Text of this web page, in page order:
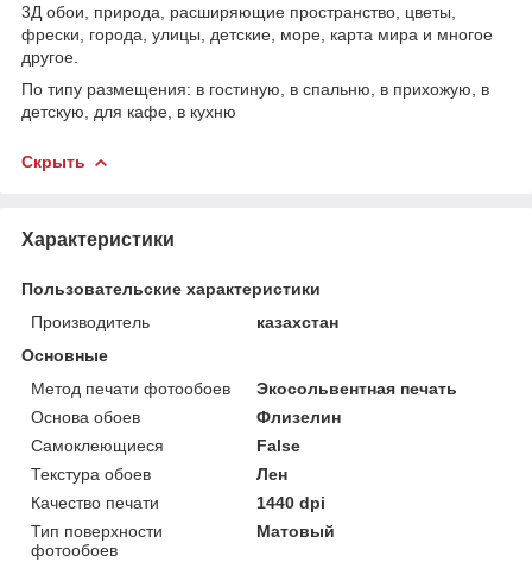
3Д обои, природа, расширяющие пространство, цветы,
фрески, города, улицы, детские, море, карта мира и многое
другое.
По типу размещения: в гостиную, в спальню, в прихожую, в
детскую, для кафе, в кухню
Скрыть
Характеристики
Пользовательские характеристики
Производитель
казахстан
Основные
Метод печати фотообоев
Экосольвентная печать
Основа обоев
Флизелин
Самоклеющиеся
False
Текстура обоев
Лен
Качество печати
1440 dpi
Тип поверхности
фотообоев
Матовый